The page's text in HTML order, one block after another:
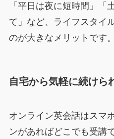
「平日は夜に短時間」「
て」など、ライフスタイ
のが大きなメリットです。
自宅から気軽に続けら
オンライン英会話はスマ
ンがあればどこでも受講